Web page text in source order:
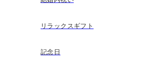
リラックスギフト
記念日